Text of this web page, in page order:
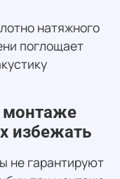
натяжного
поглощает
монтаже
избежать
не гарантируют